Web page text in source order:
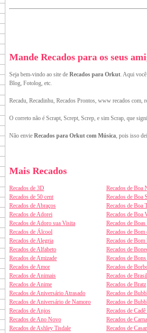
Mande Recados para os seus
Seja bem-vindo ao site de Recados para Orkut. Aqui
Blog, Fotolog, etc.
Recadu, Recadinhu, Recados Prontos, www recados com,
O correto não é Scrapt, Scrept, Screp, e sim Scrap, que
Não envie Recados para Orkut com Música, pois isso
Mais Recados
Recados de 3D
Recados de 50 cent
Recados de Abraços
Recados de Adorei
Recados de Adoro sua Visita
Recados de Álcool
Recados de Alegria
Recados de Alfabeto
Recados de Amizade
Recados de Amor
Recados de Animais
Recados de Anime
Recados de Aniversário Atrasado
Recados de Aniversário de Namoro
Recados de Anjos
Recados de Ano Novo
Recados de Ashley Tisdale
Recados de Boa
Recados de Boa
Recados de Boa
Recados de Boa
Recados de
Recados de Bom
Recados de Bom
Recados de
Recados de
Recados de
Recados de Brasil
Recados de Bratz
Recados de
Recados de
Recados de
Recados de
Recados de